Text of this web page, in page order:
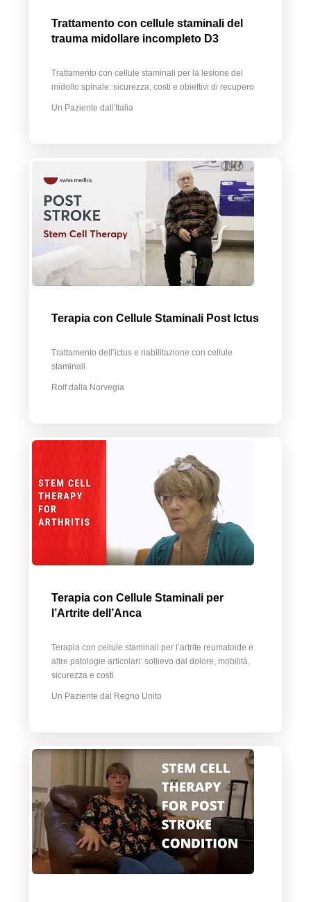
Trattamento con cellule staminali del
trauma midollare incompleto D3
Trattamento con cellule staminali per la lesione del
midollo spinale: sicurezza, costi e obiettivi di recupero
Un Paziente dall'Italia
Terapia con Cellule Staminali Post Ictus
Trattamento dell’ictus e riabilitazione con cellule
staminali
Rolf dalla Norvegia
Terapia con Cellule Staminali per
l’Artrite dell’Anca
Terapia con cellule staminali per l’artrite reumatoide e
altre patologie articolari: sollievo dal dolore, mobilità,
sicurezza e costi
Un Paziente dal Regno Unito